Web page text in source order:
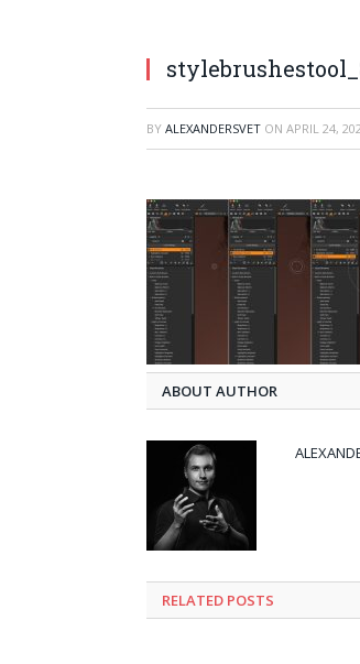
BY ALEXANDERSVET ON APRIL 24,
ABOUT AUTHOR
RELATED POSTS